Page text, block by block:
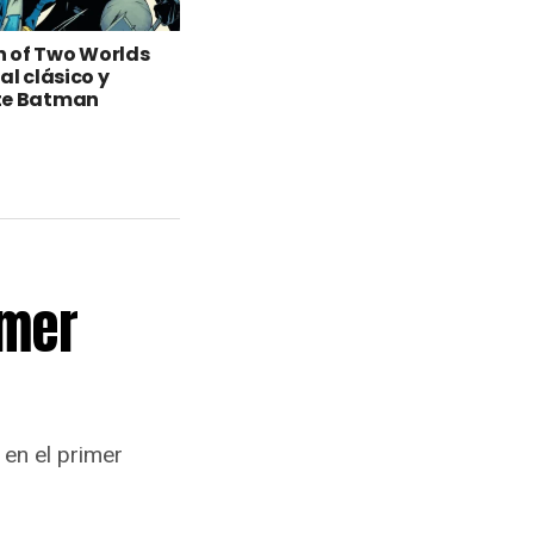
of Two Worlds
clásico y
Batman
el primer